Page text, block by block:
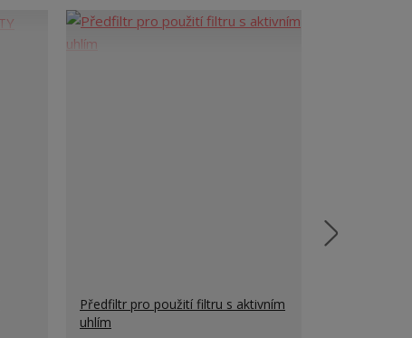
Předfiltr pro použití filtru s aktivním
uhlím